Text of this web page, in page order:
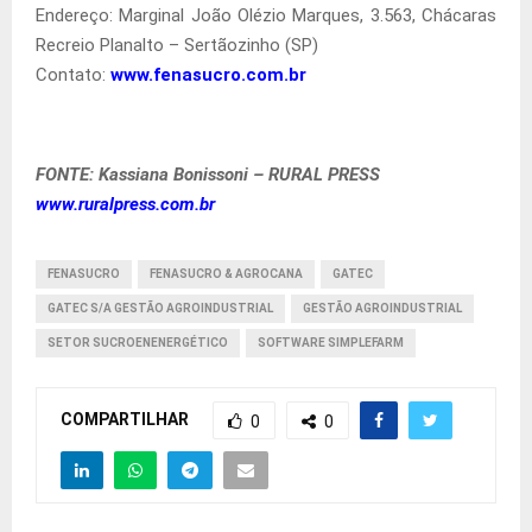
Endereço: Marginal João Olézio Marques, 3.563, Chácaras
Recreio Planalto – Sertãozinho (SP)
Contato: www.fenasucro.com.br
FONTE: Kassiana Bonissoni – RURAL PRESS
www.ruralpress.com.br
FENASUCRO FENASUCRO & AGROCANA GATEC
GATEC S/A GESTÃO AGROINDUSTRIAL GESTÃO AGROINDUSTRIAL
SETOR SUCROENENERGÉTICO SOFTWARE SIMPLEFARM
COMPARTILHAR 0 0